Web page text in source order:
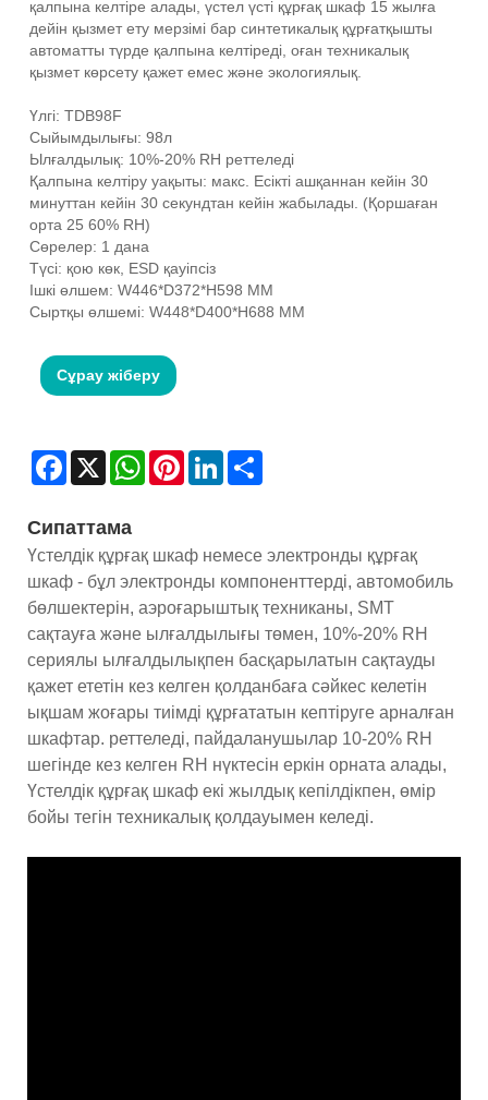
қалпына келтіре алады, үстел үсті құрғақ шкаф 15 жылға
дейін қызмет ету мерзімі бар синтетикалық құрғатқышты
автоматты түрде қалпына келтіреді, оған техникалық
қызмет көрсету қажет емес және экологиялық.
Үлгі: TDB98F
Сыйымдылығы: 98л
Ылғалдылық: 10%-20% RH реттеледі
Қалпына келтіру уақыты: макс. Есікті ашқаннан кейін 30
минуттан кейін 30 секундтан кейін жабылады. (Қоршаған
орта 25 60% RH)
Сөрелер: 1 дана
Түсі: қою көк, ESD қауіпсіз
Ішкі өлшем: W446*D372*H598 MM
Сыртқы өлшемі: W448*D400*H688 MM
Сұрау жіберу
Facebook
X WhatsAppPinterestLinkedIn
Сипаттама
Үстелдік құрғақ шкаф немесе электронды құрғақ
шкаф - бұл электронды компоненттерді, автомобиль
бөлшектерін, аэроғарыштық техниканы, SMT
сақтауға және ылғалдылығы төмен, 10%-20% RH
сериялы ылғалдылықпен басқарылатын сақтауды
қажет ететін кез келген қолданбаға сәйкес келетін
ықшам жоғары тиімді құрғататын кептіруге арналған
шкафтар. реттеледі, пайдаланушылар 10-20% RH
шегінде кез келген RH нүктесін еркін орната алады,
Үстелдік құрғақ шкаф екі жылдық кепілдікпен, өмір
бойы тегін техникалық қолдауымен келеді.